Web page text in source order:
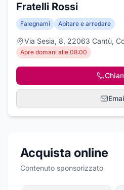
Fratelli Rossi
Falegnami Abitare e arredare
Via Sesia, 8, 22063 Cantù,
Apre domani alle 08:00
Acquista online
Contenuto sponsorizzato